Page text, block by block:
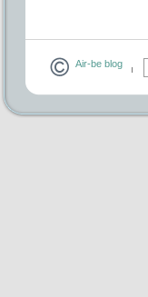
Air-be blog